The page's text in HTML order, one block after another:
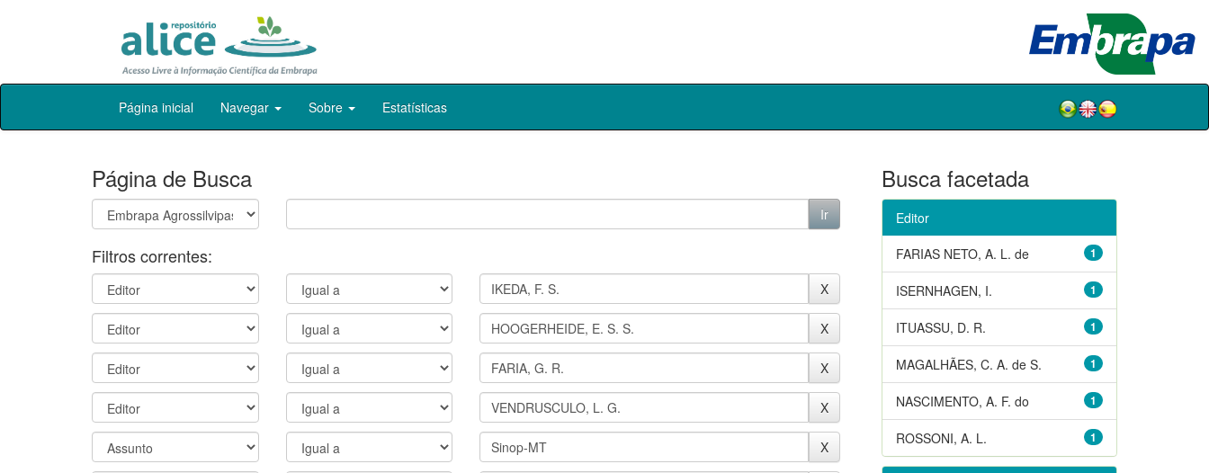
Skip
Página inicial Navegar Sobre Estatísticas
Página de Busca
Filtros correntes:
Busca facetada
Editor
1
FARIAS NETO, A. L. de
1
ISERNHAGEN, I.
1
ITUASSU, D. R.
1
MAGALHÃES, C. A. de S.
1
NASCIMENTO, A. F. do
1
ROSSONI, A. L.